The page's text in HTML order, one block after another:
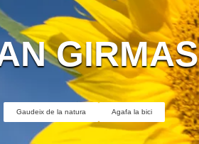
GIRMAS
Gaudeix de la natura Agafa la bici